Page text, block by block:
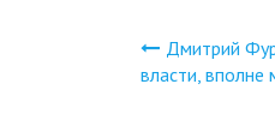
Дмитрий
власти, вполне